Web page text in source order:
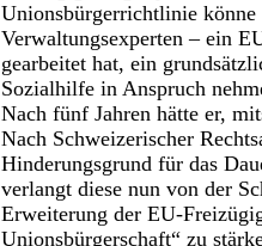
Unionsbürgerrichtlinie könne
Verwaltungsexperten – ein
gearbeitet hat, ein
Sozialhilfe in Anspruch
Nach fünf Jahren hätte er,
Nach Schweizerischer
Hinderungsgrund für das
verlangt diese nun von der
Erweiterung der EU-
Unionsbürgerschaft“ zu